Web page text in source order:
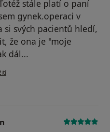
stále platí o paní
gynek.operaci v
si svých pacientů hledí,
že ona je "moje
dál...
Váš účet byl odstraněn